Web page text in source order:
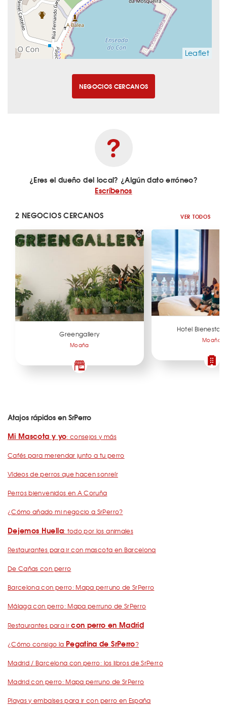
Leaflet
NEGOCIOS CERCANOS
¿Eres el dueño del local? ¿Algún dato erróneo?
Escríbenos
2 NEGOCIOS CERCANOS VER TODOS
Greengallery
Moaña
Hotel Bienestar
Moaña
Atajos rápidos en SrPerro
Mi Mascota y yo: consejos y más
Cafés para merendar junto a tu perro
Vídeos de perros que hacen sonreír
Perros bienvenidos en A Coruña
¿Cómo añado mi negocio a SrPerro?
Dejemos Huella: todo por los animales
Restaurantes para ir con mascota en Barcelona
De Cañas con perro
Barcelona con perro: Mapa perruno de SrPerro
Málaga con perro: Mapa perruno de SrPerro
Restaurantes para ircon perro en Madrid
¿Cómo consigo la Pegatina de SrPerro?
Madrid / Barcelona con perro: los libros de SrPerro
Madrid con perro: Mapa perruno de SrPerro
Playas y embalses para ir con perro en España